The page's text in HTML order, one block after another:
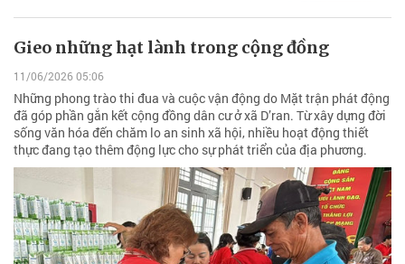
Gieo những hạt lành trong cộng đồng
11/06/2026 05:06
Những phong trào thi đua và cuộc vận động do Mặt trận phát động
đã góp phần gắn kết cộng đồng dân cư ở xã D’ran. Từ xây dựng đời
sống văn hóa đến chăm lo an sinh xã hội, nhiều hoạt động thiết
thực đang tạo thêm động lực cho sự phát triển của địa phương.